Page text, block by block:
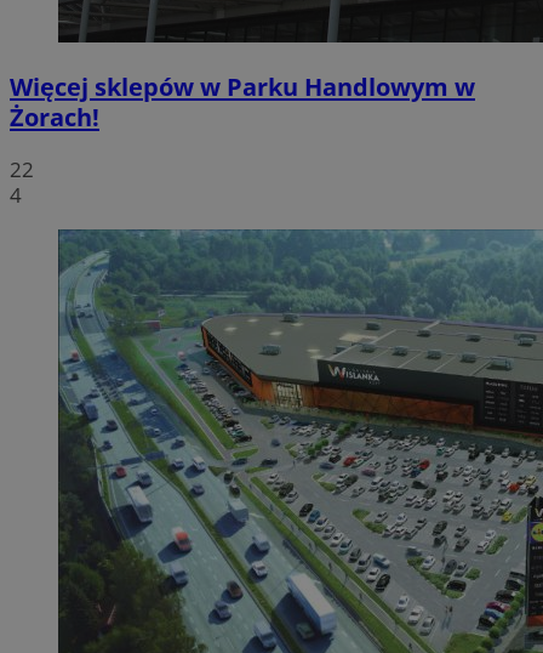
Więcej sklepów w Parku Handlowym w
Żorach!
22
4